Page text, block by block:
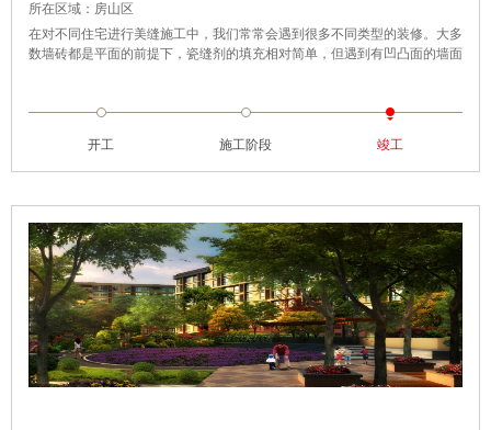
所在区域：房山区
在对不同住宅进行美缝施工中，我们常常会遇到很多不同类型的装修。大多
数墙砖都是平面的前提下，瓷缝剂的填充相对简单，但遇到有凹凸面的墙面
弧度，不像平面那样易掌握分寸，所以更需要手法稳定精准，确保一次成
开工 施工阶段 竣工